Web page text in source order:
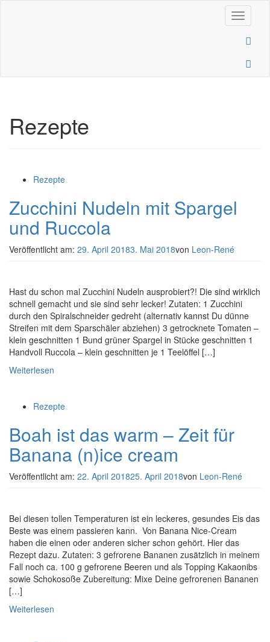
Rezepte
Rezepte
Zucchini Nudeln mit Spargel
und Ruccola
Veröffentlicht am: 29. April 20183. Mai 2018von Leon-René
Hast du schon mal Zucchini Nudeln ausprobiert?! Die sind wirklich
schnell gemacht und sie sind sehr lecker! Zutaten: 1 Zucchini
durch den Spiralschneider gedreht (alternativ kannst Du dünne
Streifen mit dem Sparschäler abziehen) 3 getrocknete Tomaten –
klein geschnitten 1 Bund grüner Spargel in Stücke geschnitten 1
Handvoll Ruccola – klein geschnitten je 1 Teelöffel […]
Weiterlesen
Rezepte
Boah ist das warm – Zeit für
Banana (n)ice cream
Veröffentlicht am: 22. April 201825. April 2018von Leon-René
Bei diesen tollen Temperaturen ist ein leckeres, gesundes Eis das
Beste was einem passieren kann. Von Banana Nice-Cream
haben die einen oder anderen sicher schon gehört. Hier das
Rezept dazu. Zutaten: 3 gefrorene Bananen zusätzlich in meinem
Fall noch ca. 100 g gefrorene Beeren und als Topping Kakaonibs
sowie Schokosoße Zubereitung: Mixe Deine gefrorenen Bananen
[…]
Weiterlesen